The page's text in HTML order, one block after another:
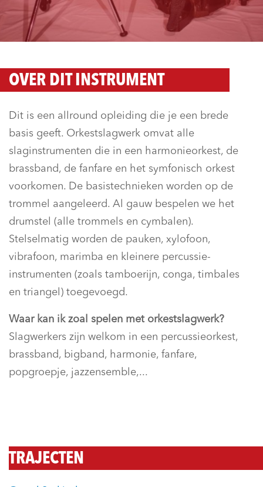
OVER DIT INSTRUMENT
Dit is een allround opleiding die je een brede
basis geeft. Orkestslagwerk omvat alle
slaginstrumenten die in een harmonieorkest, de
brassband, de fanfare en het symfonisch orkest
voorkomen. De basistechnieken worden op de
trommel aangeleerd. Al gauw bespelen we het
drumstel (alle trommels en cymbalen).
Stelselmatig worden de pauken, xylofoon,
vibrafoon, marimba en kleinere percussie-
instrumenten (zoals tamboerijn, conga, timbales
en triangel) toegevoegd.
Waar kan ik zoal spelen met orkestslagwerk?
Slagwerkers zijn welkom in een percussieorkest,
brassband, bigband, harmonie, fanfare,
popgroepje, jazzensemble,...
TRAJECTEN